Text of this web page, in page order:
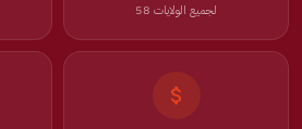
لجميع الولايات 58